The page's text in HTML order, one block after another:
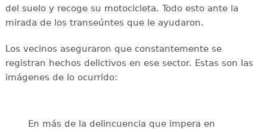
del suelo y recoge su motocicleta. Todo esto ante la
mirada de los transeúntes que le ayudaron.
Los vecinos aseguraron que constantemente se
registran hechos delictivos en ese sector. Estas son las
imágenes de lo ocurrido:
En más de la delincuencia que impera en